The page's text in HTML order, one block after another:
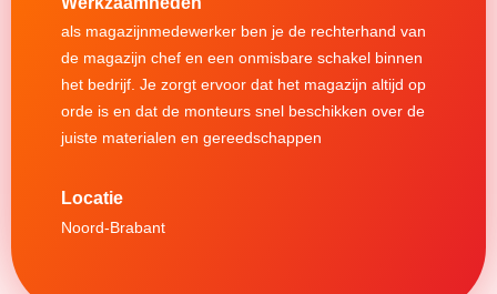
als magazijnmedewerker ben je de rechterhand van
de magazijn chef en een onmisbare schakel binnen
het bedrijf. Je zorgt ervoor dat het magazijn altijd op
orde is en dat de monteurs snel beschikken over de
juiste materialen en gereedschappen
Noord-Brabant